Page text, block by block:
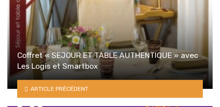
Coffret « SEJOUR ET TABLE AUTHENTIQUE » avec
Les Logis et Smartbox
ARTICLE PRÉCÉDENT